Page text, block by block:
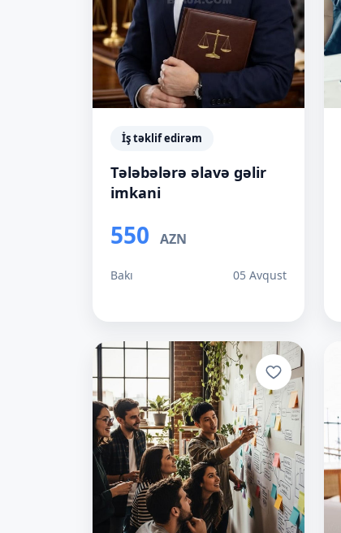
İş təklif edirəm
Tələbələrə əlavə gəlir
imkani
550 AZN
Bakı 05 Avqust